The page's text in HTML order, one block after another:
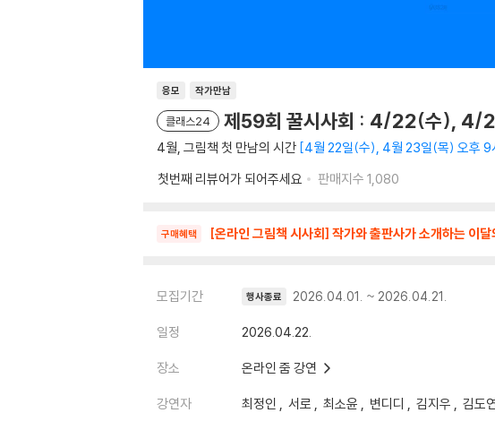
응모 작가만남
클래스24 제59회 꿀시사회 : 4/22(수), 4/
4월, 그림책 첫 만남의 시간 4월 22일(수), 4월 23일(목) 오후 9
첫번째 리뷰어가 되어주세요
판매지수 1,080
구매혜택 [온라인 그림책 시사회] 작가와 출판사가 소개하는 이달
모집기간 행사종료 2026.04.01. ~ 2026.04.21.
일정 2026.04.22.
장소 온라인 줌 강연
강연자 최정인 서로 최소윤 변디디 김지우 김도